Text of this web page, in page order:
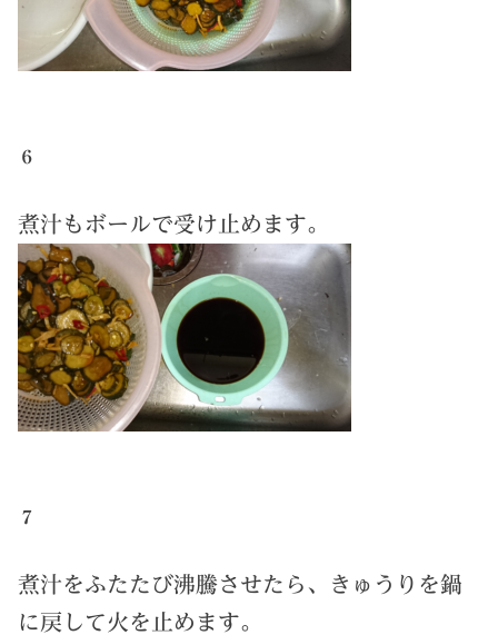
６
煮汁もボールで受け止めます。
７
煮汁をふたたび沸騰させたら、きゅうりを鍋
に戻して火を止めます。